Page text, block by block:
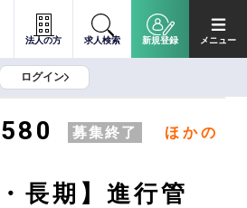
法人の方 求人検索 新規登録 メニュー
ログイン
募集終了
ほかの
長期】進行管